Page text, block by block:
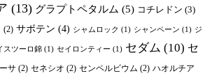
(13) グラプトペタルム (5) コチレドン (3)
(2) サボテン (4) シャムロック (1) シャンペーン (1) ジ
スツーロ錦 (1) セイロンティー (1) セダム (10) セ
サ (2) セネシオ (2) センペルビウム (2) ハオルチア